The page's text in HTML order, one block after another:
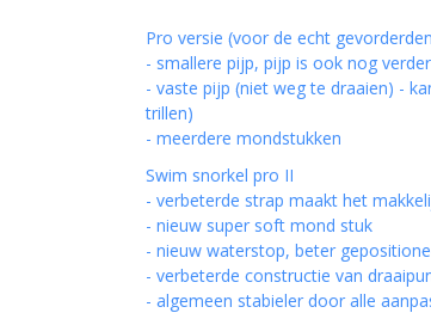
Pro versie (voor de echt
- smallere pijp, pijp is ook nog
- vaste pijp (niet weg te draaien) -
trillen)
- meerdere mondstukken
Swim snorkel pro II
- verbeterde strap maakt het
- nieuw super soft mond stuk
- nieuw waterstop, beter
- verbeterde constructie van
- algemeen stabieler door alle